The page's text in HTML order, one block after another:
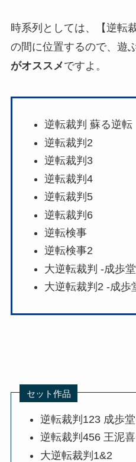
時系列としては、【逆転
の間に位置するので、遊
がオススメですよ。
逆転裁判 蘇る逆転
逆転裁判2
逆転裁判3
逆転裁判4
逆転裁判5
逆転裁判6
逆転検事
逆転検事2
大逆転裁判 -成歩
大逆転裁判2 -成歩
セット作品
逆転裁判123 成歩
逆転裁判456 王泥
大逆転裁判1&2